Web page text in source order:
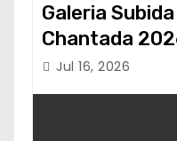
Galeria
Chantada
Jul 16, 2026